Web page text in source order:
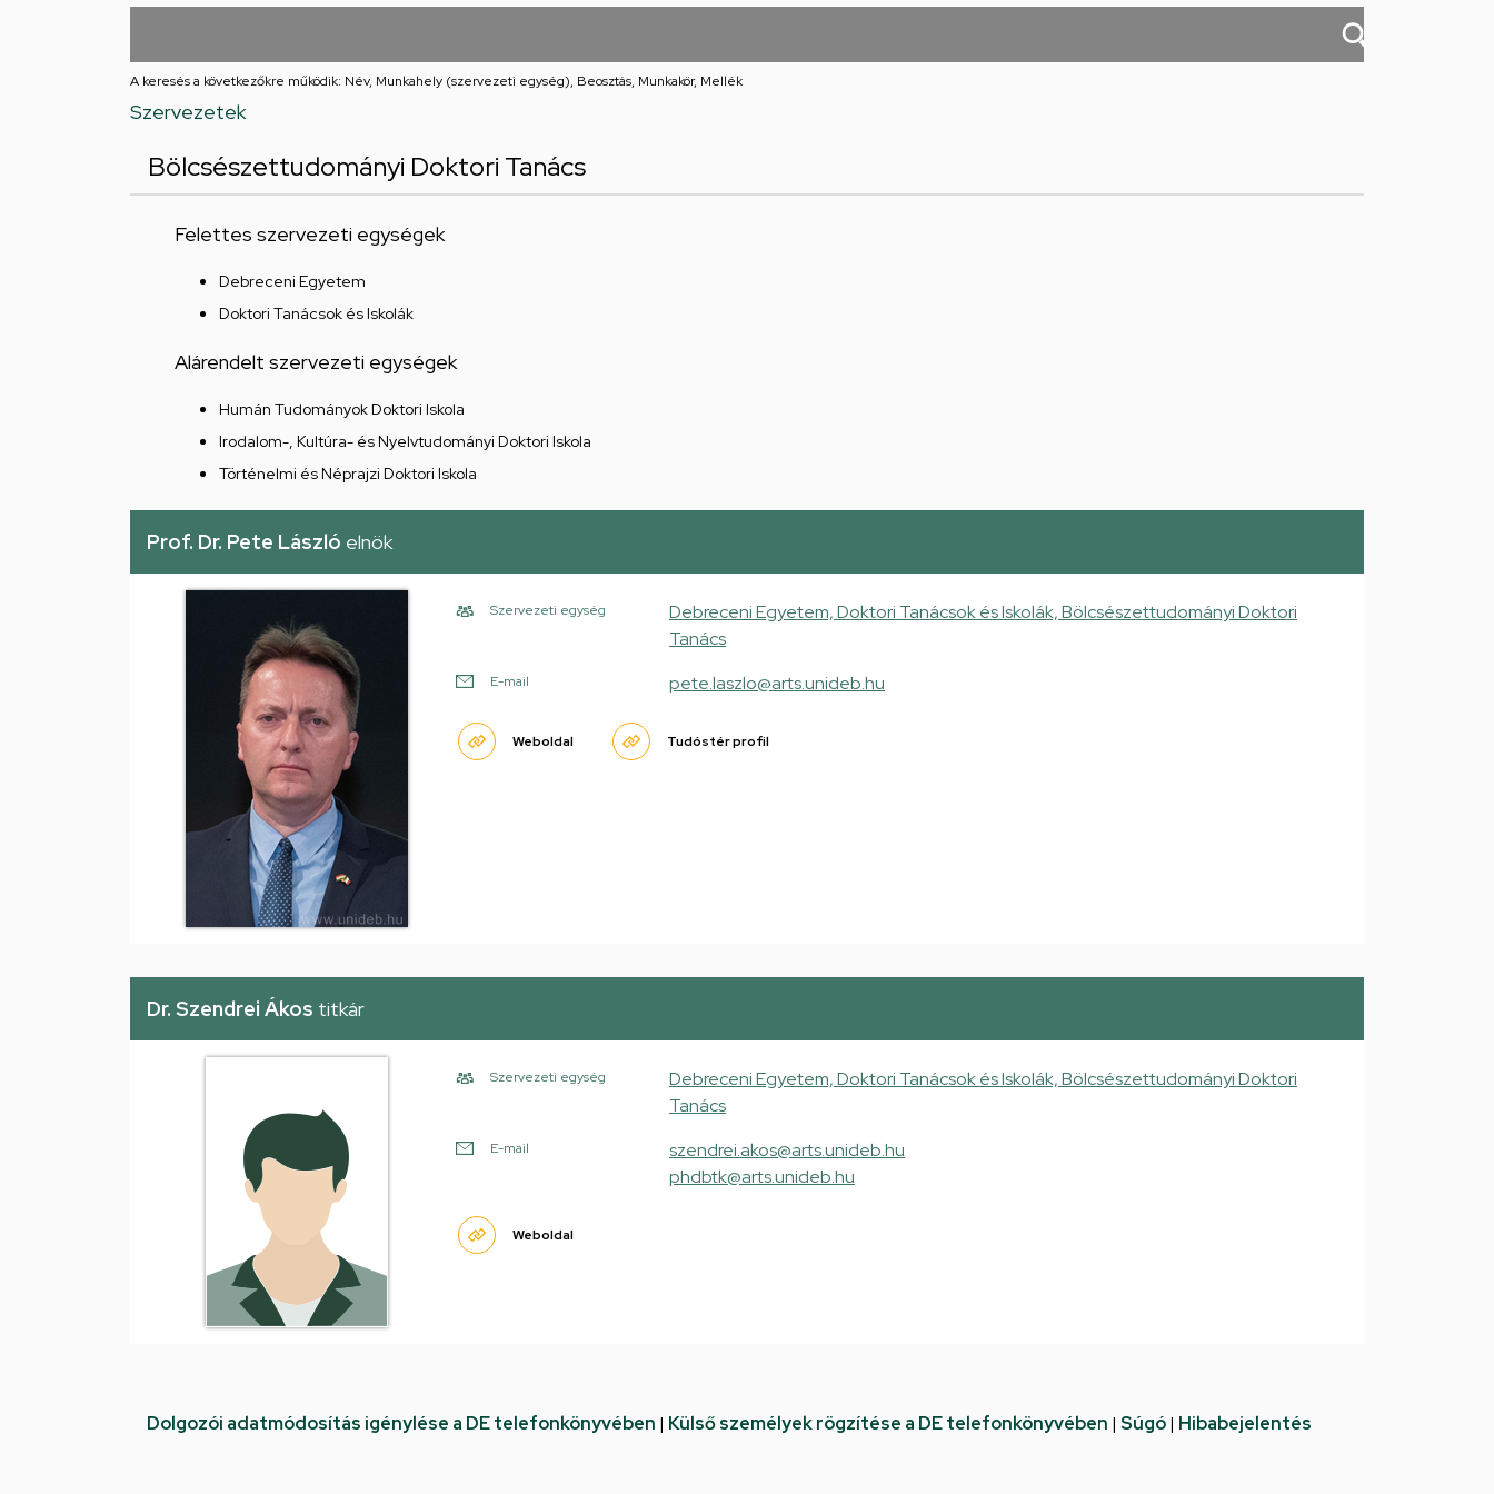
feladatellátási
A keresés a következőkre működik: Név, Munkahely (szervezeti egység), Beosztás, Munkakör, Mellék
Szervezetek
Bölcsészettudományi Doktori Tanács
Felettes szervezeti egységek
Debreceni Egyetem
Doktori Tanácsok és Iskolák
Alárendelt szervezeti egységek
Humán Tudományok Doktori Iskola
Irodalom-, Kultúra- és Nyelvtudományi Doktori Iskola
Történelmi és Néprajzi Doktori Iskola
Prof. Dr. Pete László elnök
Szervezeti egység
Debreceni Egyetem, Doktori Tanácsok és Iskolák, Bölcsészettudományi Doktori
Tanács
E-mail pete.laszlo@arts.unideb.hu
Weboldal Tudóstér profil
Dr. Szendrei Ákos titkár
Szervezeti egység
Debreceni Egyetem, Doktori Tanácsok és Iskolák, Bölcsészettudományi Doktori
Tanács
E-mail
szendrei.akos@arts.unideb.hu
phdbtk@arts.unideb.hu
Weboldal
Dolgozói adatmódosítás igénylése a DE telefonkönyvében | Külső személyek rögzítése a DE telefonkönyvében | Súgó| Hibabejelentés